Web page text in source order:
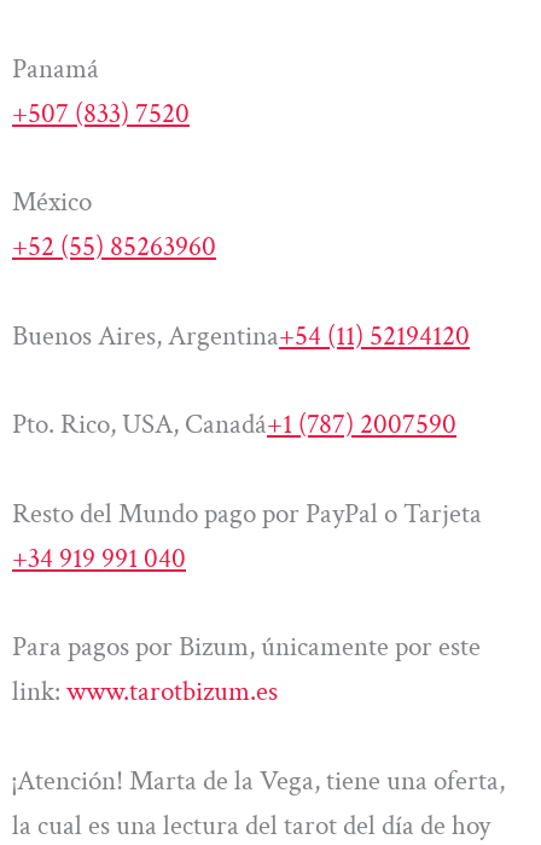
Panamá
+507 (833) 7520
México
+52 (55) 85263960
Buenos Aires, Argentina+54 (11) 52194120
Pto. Rico, USA, Canadá+1 (787) 2007590
Resto del Mundo pago por PayPal o Tarjeta
+34 919 991 040
Para pagos por Bizum, únicamente por este
link: www.tarotbizum.es
¡Atención! Marta de la Vega, tiene una oferta,
la cual es una lectura del tarot del día de hoy